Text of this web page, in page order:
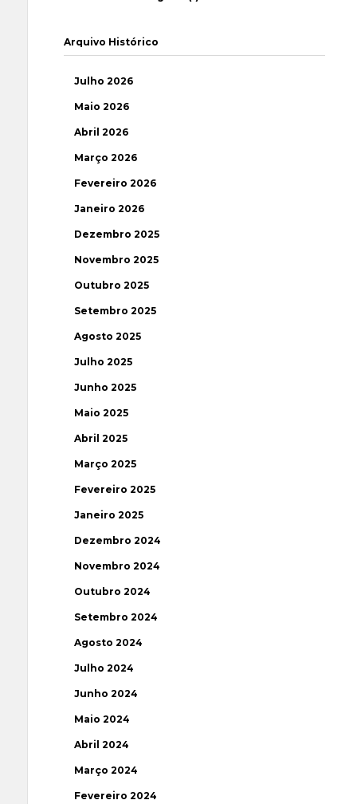
Arquivo Histórico
Julho 2026
Maio 2026
Abril 2026
Março 2026
Fevereiro 2026
Janeiro 2026
Dezembro 2025
Novembro 2025
Outubro 2025
Setembro 2025
Agosto 2025
Julho 2025
Junho 2025
Maio 2025
Abril 2025
Março 2025
Fevereiro 2025
Janeiro 2025
Dezembro 2024
Novembro 2024
Outubro 2024
Setembro 2024
Agosto 2024
Julho 2024
Junho 2024
Maio 2024
Abril 2024
Março 2024
Fevereiro 2024